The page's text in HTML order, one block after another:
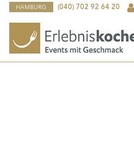
HAMBURG (040) 702 92 64 20